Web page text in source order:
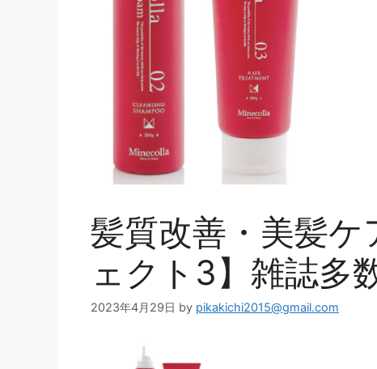
髪質改善・美髪
ェクト3】雑誌多
2023年4月29日 by pikakichi2015@gmail.com